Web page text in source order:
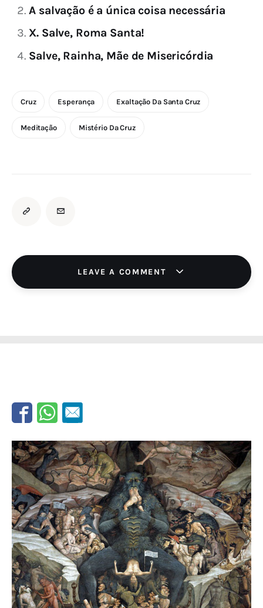
A salvação é a única coisa necessária
X. Salve, Roma Santa!
Salve, Rainha, Mãe de Misericórdia
Cruz Esperança Exaltação Da Santa Cruz
Meditação Mistério Da Cruz
LEAVE A COMMENT